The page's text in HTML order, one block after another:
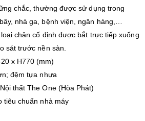
chắc, thường được sử dụng trong
nhà ga, bệnh viện, ngân hàng,…
chân cố định được bắt trực tiếp xuống
sát trước nền sàn.
x H770 (mm)
đệm tựa nhựa
thất The One (Hòa Phát)
tiêu chuẩn nhà máy